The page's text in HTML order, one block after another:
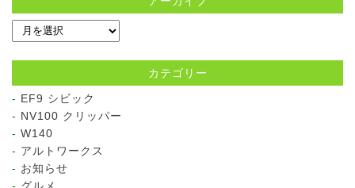
カテゴリー
EF9 シビック
NV100 クリッパー
W140
アルトワークス
お知らせ